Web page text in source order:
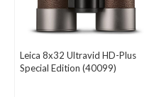
Leica 8x32 Ultravid HD-Plus
Special Edition (40099)